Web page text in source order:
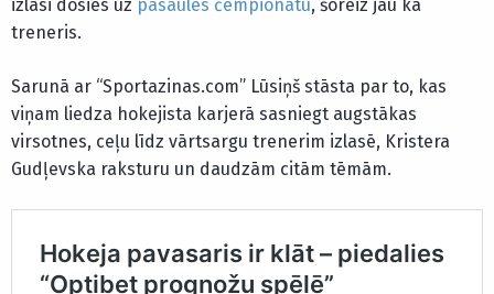
izlasi dosies uz pasaules čempionātu, šoreiz jau kā
treneris.
Sarunā ar “Sportazinas.com” Lūsiņš stāsta par to, kas
viņam liedza hokejista karjerā sasniegt augstākas
virsotnes, ceļu līdz vārtsargu trenerim izlasē, Kristera
Gudļevska raksturu un daudzām citām tēmām.